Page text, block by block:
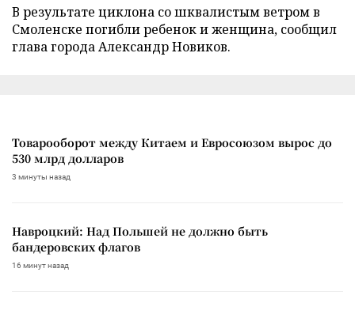
В результате циклона со шквалистым ветром в
Смоленске погибли ребенок и женщина, сообщил
глава города Александр Новиков.
Товарооборот между Китаем и Евросоюзом вырос до
530 млрд долларов
3 минуты назад
Навроцкий: Над Польшей не должно быть
бандеровских флагов
16 минут назад